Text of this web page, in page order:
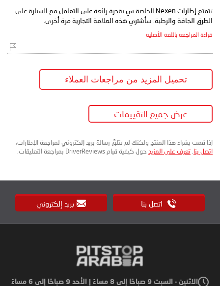
تتمتع إطارات Nexen الخاصة بي بقدرة رائعة على التعامل مع السيارة على
الطرق الجافة والرطبة. سأشتري هذه العلامة التجارية مرة أخرى.
قراءة المراجعة باللغة الأصلية
تحميل المزيد من مراجعات العملاء
عرض جميع التقييمات
إذا قمت بشراء هذا المنتج ولكنك لم تتلقَ رسالة بريد إلكتروني لمراجعة الإطارات،
اتصل بنا تعرف على المزيد حول كيفية قيام DriverReviews بمراجعة التعليقات.
اتصل بنا بريد إلكتروني
الاثنين - السبت 9 صباحًا إلى 8 مساءً | الأحد 9 صباحًا إلى 6 مساءً